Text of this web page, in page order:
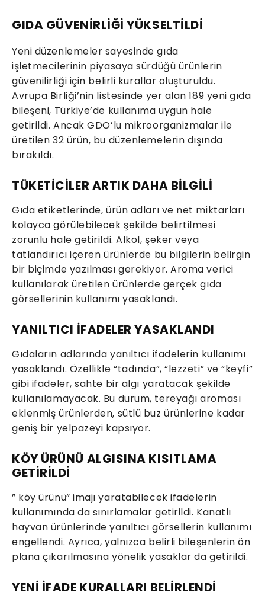
GIDA GÜVENİRLİĞİ YÜKSELTİLDİ
Yeni düzenlemeler sayesinde gıda
işletmecilerinin piyasaya sürdüğü ürünlerin
güvenilirliği için belirli kurallar oluşturuldu.
Avrupa Birliği’nin listesinde yer alan 189 yeni gıda
bileşeni, Türkiye’de kullanıma uygun hale
getirildi. Ancak GDO’lu mikroorganizmalar ile
üretilen 32 ürün, bu düzenlemelerin dışında
bırakıldı.
TÜKETİCİLER ARTIK DAHA BİLGİLİ
Gıda etiketlerinde, ürün adları ve net miktarları
kolayca görülebilecek şekilde belirtilmesi
zorunlu hale getirildi. Alkol, şeker veya
tatlandırıcı içeren ürünlerde bu bilgilerin belirgin
bir biçimde yazılması gerekiyor. Aroma verici
kullanılarak üretilen ürünlerde gerçek gıda
görsellerinin kullanımı yasaklandı.
YANILTICI İFADELER YASAKLANDI
Gıdaların adlarında yanıltıcı ifadelerin kullanımı
yasaklandı. Özellikle “tadında”, “lezzeti” ve “keyfi”
gibi ifadeler, sahte bir algı yaratacak şekilde
kullanılamayacak. Bu durum, tereyağı aroması
eklenmiş ürünlerden, sütlü buz ürünlerine kadar
geniş bir yelpazeyi kapsıyor.
KÖY ÜRÜNÜ ALGISINA KISITLAMA
GETİRİLDİ
” köy ürünü” imajı yaratabilecek ifadelerin
kullanımında da sınırlamalar getirildi. Kanatlı
hayvan ürünlerinde yanıltıcı görsellerin kullanımı
engellendi. Ayrıca, yalnızca belirli bileşenlerin ön
plana çıkarılmasına yönelik yasaklar da getirildi.
YENİ İFADE KURALLARI BELİRLENDİ